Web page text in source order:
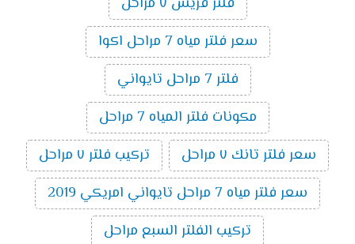
سعر فلتر مياه 7 مراحل اكوا
فلتر 7 مراحل تايواني
مكونات فلتر المياه 7 مراحل
سعر فلتر تانك ٧ مراحل
تركيب فلتر ٧ مراحل
سعر فلتر مياه 7 مراحل تايواني امريكي 2019
تركيب الفلتر السبع مراحل